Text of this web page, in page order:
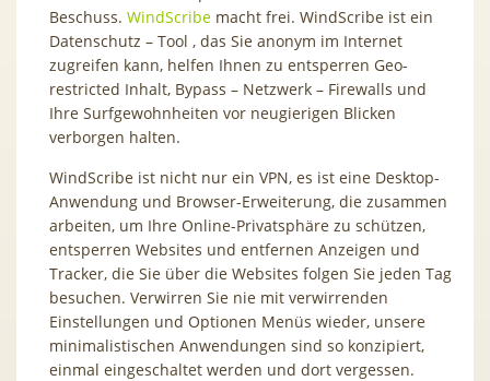
Beschuss. WindScribe macht frei. WindScribe ist ein
Datenschutz – Tool , das Sie anonym im Internet
zugreifen kann, helfen Ihnen zu entsperren Geo-
restricted Inhalt, Bypass – Netzwerk – Firewalls und
Ihre Surfgewohnheiten vor neugierigen Blicken
verborgen halten.
WindScribe ist nicht nur ein VPN, es ist eine Desktop-
Anwendung und Browser-Erweiterung, die zusammen
arbeiten, um Ihre Online-Privatsphäre zu schützen,
entsperren Websites und entfernen Anzeigen und
Tracker, die Sie über die Websites folgen Sie jeden Tag
besuchen. Verwirren Sie nie mit verwirrenden
Einstellungen und Optionen Menüs wieder, unsere
minimalistischen Anwendungen sind so konzipiert,
einmal eingeschaltet werden und dort vergessen.